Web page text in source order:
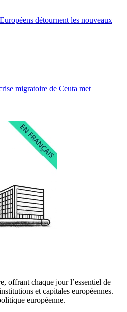
détournent les nouveaux
migratoire de Ceuta met
offrant chaque jour l’essentiel de
et capitales européennes.
européenne.